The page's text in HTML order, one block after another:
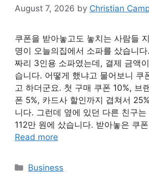
August 7, 2026 by Christian
쿠폰을 받아놓고도 놓치는 사람들
명이 오늘의집에서 소파를 샀습니
짜리 3인용 소파였는데, 결제 금액
습니다. 어떻게 했냐고 물어보니 쿠
고 하더군요. 첫 구매 쿠폰 10%, 브
폰 5%, 카드사 할인까지 겹쳐서
니다. 그런데 옆에 있던 다른 친구는
112만 원에 샀습니다. 받아놓은 쿠
Read more
Categories
Business